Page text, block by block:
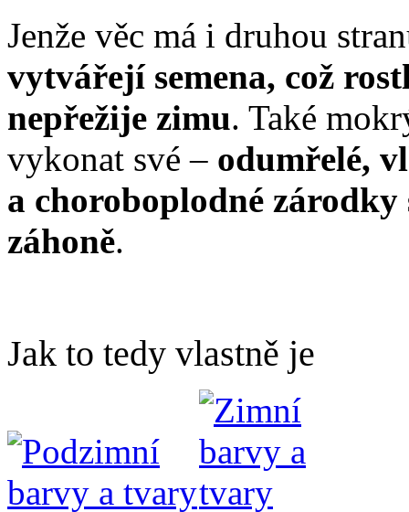
Jenže věc má i druhou
vytvářejí semena, což
nepřežije zimu. Také
vykonat své – odumřelé,
a choroboplodné
záhoně.
Jak to tedy vlastně je